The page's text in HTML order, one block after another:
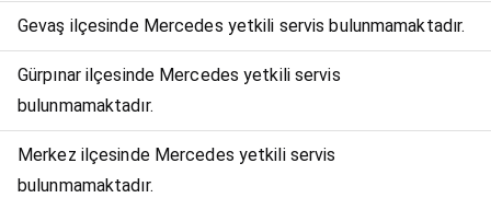
Gevaş ilçesinde Mercedes yetkili servis bulunmamaktadır.
Gürpınar ilçesinde Mercedes yetkili servis
bulunmamaktadır.
Merkez ilçesinde Mercedes yetkili servis
bulunmamaktadır.